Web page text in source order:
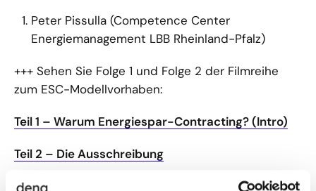
Peter Pissulla (Competence Center
Energiemanagement LBB Rheinland-Pfalz)
+++ Sehen Sie Folge 1 und Folge 2 der Filmreihe
zum ESC-Modellvorhaben:
Teil 1 – Warum Energiespar-Contracting? (Intro)
Teil 2 – Die Ausschreibung
+++ Konzeption & Umsetzung: HANDundFUSSfilm